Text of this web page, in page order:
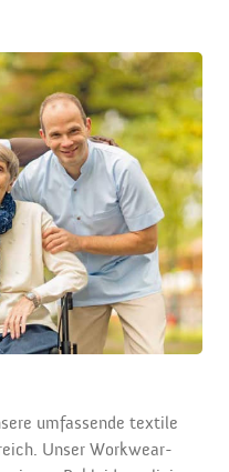
umfassende textile
Unser Workwear-